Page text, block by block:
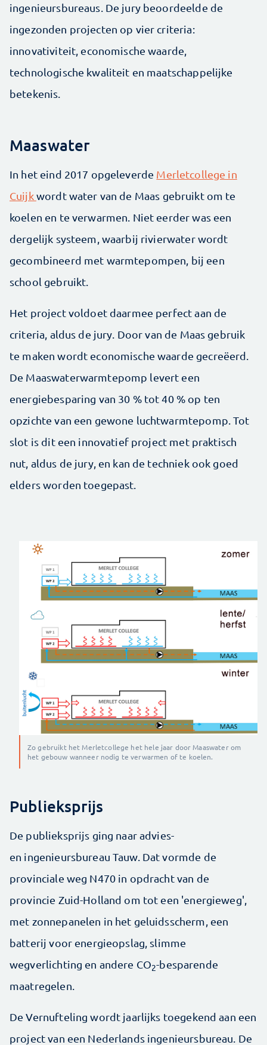
ingenieursbureaus. De jury beoordeelde de
ingezonden projecten op vier criteria:
innovativiteit, economische waarde,
technologische kwaliteit en maatschappelijke
betekenis.
Maaswater
In het eind 2017 opgeleverde Merletcollege in
Cuijkwordt water van de Maas gebruikt om te
koelen en te verwarmen. Niet eerder was een
dergelijk systeem, waarbij rivierwater wordt
gecombineerd met warmtepompen, bij een
school gebruikt.
Het project voldoet daarmee perfect aan de
criteria, aldus de jury. Door van de Maas gebruik
te maken wordt economische waarde gecreëerd.
De Maaswaterwarmtepomp levert een
energiebesparing van 30 % tot 40 % op ten
opzichte van een gewone luchtwarmtepomp. Tot
slot is dit een innovatief project met praktisch
nut, aldus de jury, en kan de techniek ook goed
elders worden toegepast.
Zo gebruikt het Merletcollege het hele jaar door Maaswater om
het gebouw wanneer nodig te verwarmen of te koelen.
Publieksprijs
De publieksprijs ging naar advies-
en ingenieursbureau Tauw. Dat vormde de
provinciale weg N470 in opdracht van de
provincie Zuid-Holland om tot een 'energieweg',
met zonnepanelen in het geluidsscherm, een
batterij voor energieopslag, slimme
wegverlichting en andere CO2-besparende
maatregelen.
De Vernufteling wordt jaarlijks toegekend aan een
project van een Nederlands ingenieursbureau. De